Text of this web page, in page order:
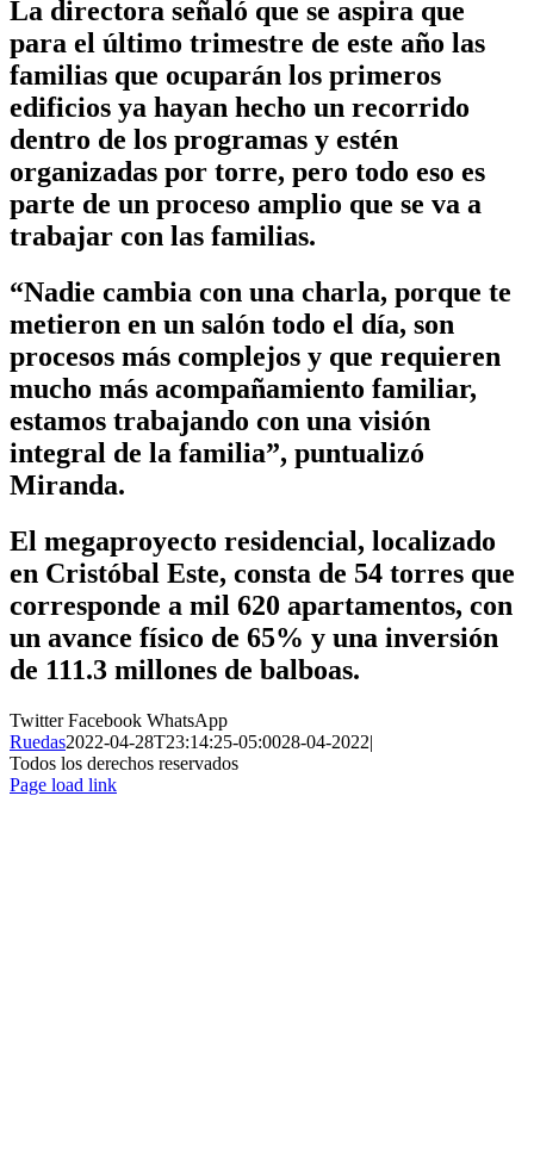
La directora señaló que se aspira que
para el último trimestre de este año las
familias que ocuparán los primeros
edificios ya hayan hecho un recorrido
dentro de los programas y estén
organizadas por torre, pero todo eso es
parte de un proceso amplio que se va a
trabajar con las familias.
“Nadie cambia con una charla, porque te
metieron en un salón todo el día, son
procesos más complejos y que requieren
mucho más acompañamiento familiar,
estamos trabajando con una visión
integral de la familia”, puntualizó
Miranda.
El megaproyecto residencial, localizado
en Cristóbal Este, consta de 54 torres que
corresponde a mil 620 apartamentos, con
un avance físico de 65% y una inversión
de 111.3 millones de balboas.
TwitterFacebook WhatsApp
Ruedas2022-04-28T23:14:25-05:0028-04-2022|
Todos los derechos reservados
Page load link